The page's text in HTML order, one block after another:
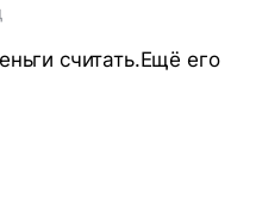
считать.Ещё его